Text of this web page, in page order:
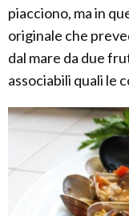
piacciono, ma in
originale che
dal mare da due
associabili quali le